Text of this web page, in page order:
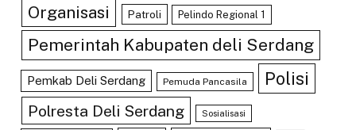
Organisasi Patroli Pelindo Regional 1
Pemerintah Kabupaten deli Serdang
Pemkab Deli Serdang Pemuda Pancasila Polisi
Polresta Deli Serdang Sosialisasi